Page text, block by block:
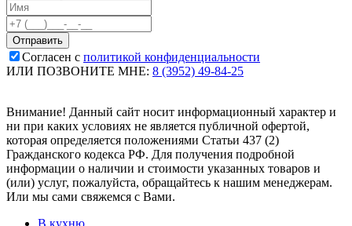
Согласен с политикой конфиденциальности
ИЛИ ПОЗВОНИТЕ МНЕ: 8 (3952) 49-84-25
Внимание! Данный сайт носит информационный характер и
ни при каких условиях не является публичной офертой,
которая определяется положениями Статьи 437 (2)
Гражданского кодекса РФ. Для получения подробной
информации о наличии и стоимости указанных товаров и
(или) услуг, пожалуйста, обращайтесь к нашим менеджерам.
Или мы сами свяжемся с Вами.